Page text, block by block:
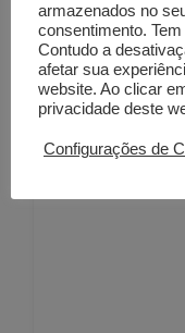
armazenados no
consentimento.
Contudo a
afetar sua
website. Ao clicar
privacidade deste
Configurações de